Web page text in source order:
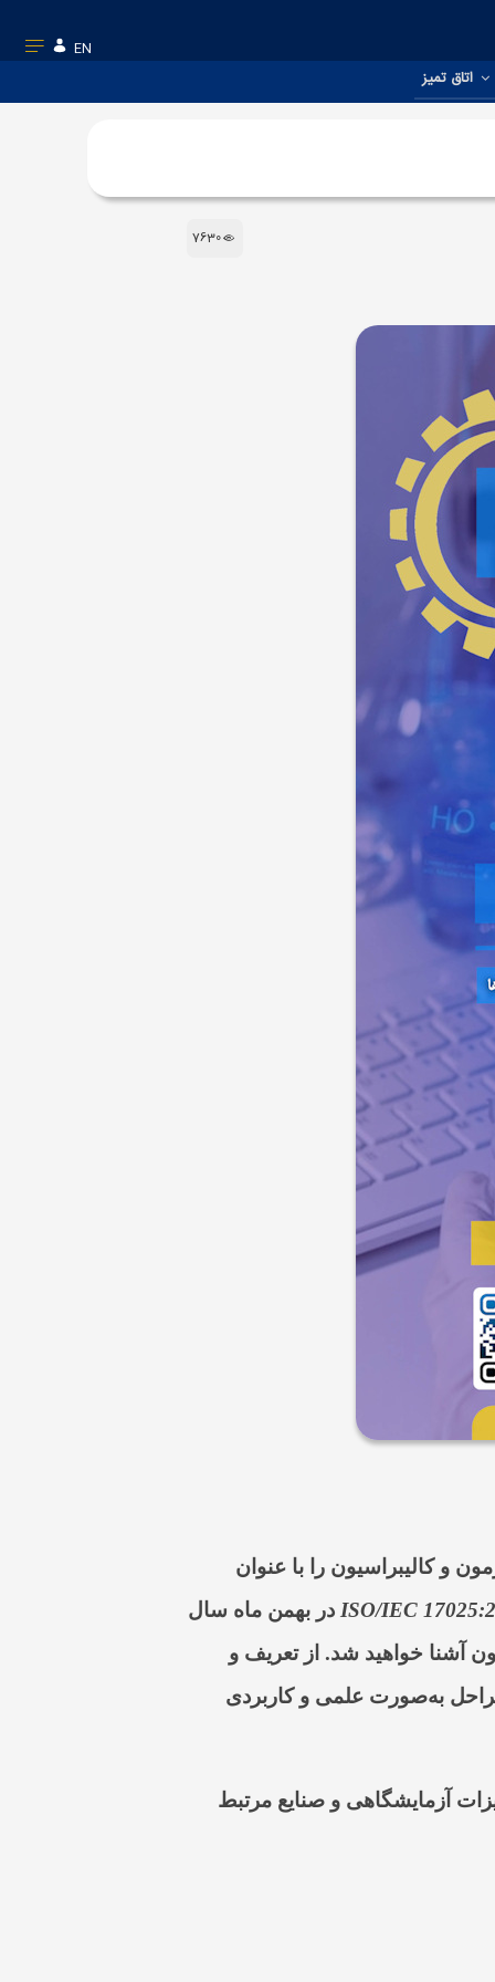
EN
اتاق تمیز
7630
و کالیبراسیون را با عنوان
ISO/IEC در بهمن ماه سال
آشنا خواهید شد. از تعریف و
مراحل به‌صورت علمی و کاربردی
آزمایشگاهی و صنایع مرتبط